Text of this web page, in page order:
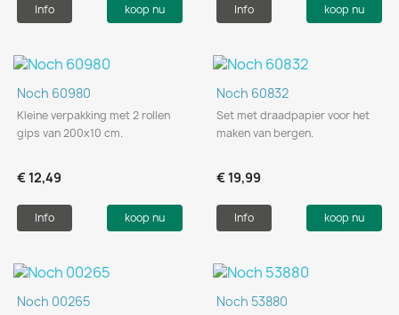
Info koop nu Info koop nu
Noch 60980
Kleine verpakking met 2 rollen
gips van 200x10 cm.
€ 12,49
Info koop nu
Noch 60832
Set met draadpapier voor het
maken van bergen.
€ 19,99
Info koop nu
Noch 00265 Noch 53880